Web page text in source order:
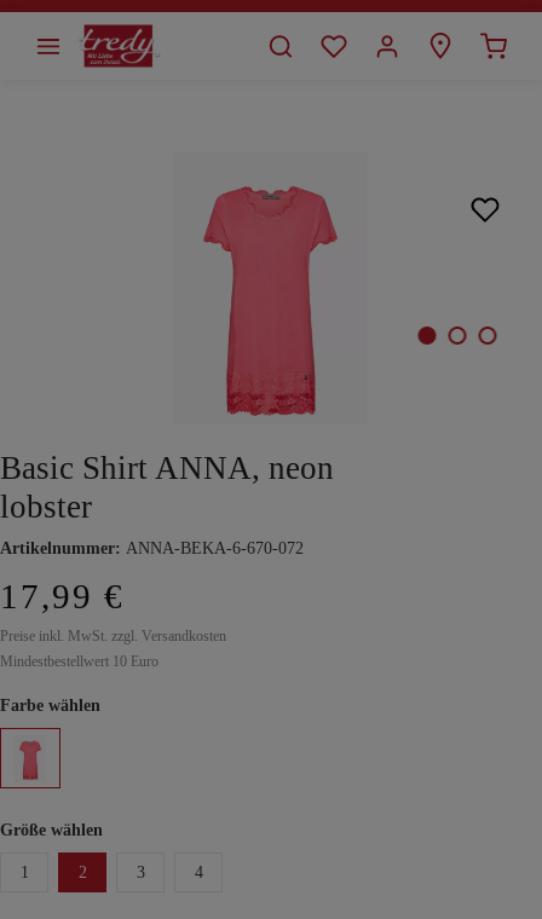
springen
Basic Shirt ANNA, neon
lobster
Artikelnummer: ANNA-BEKA-6-670-072
17,99 €
Preise inkl. MwSt. zzgl. Versandkosten
Mindestbestellwert 10 Euro
Farbe wählen
Größe wählen
1 2 3 4